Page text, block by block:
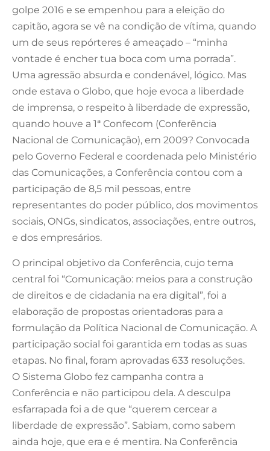
golpe 2016 e se empenhou para a eleição do
capitão, agora se vê na condição de vítima, quando
um de seus repórteres é ameaçado – “minha
vontade é encher tua boca com uma porrada”.
Uma agressão absurda e condenável, lógico. Mas
onde estava o Globo, que hoje evoca a liberdade
de imprensa, o respeito à liberdade de expressão,
quando houve a 1ª Confecom (Conferência
Nacional de Comunicação), em 2009? Convocada
pelo Governo Federal e coordenada pelo Ministério
das Comunicações, a Conferência contou com a
participação de 8,5 mil pessoas, entre
representantes do poder público, dos movimentos
sociais, ONGs, sindicatos, associações, entre outros,
e dos empresários.
O principal objetivo da Conferência, cujo tema
central foi “Comunicação: meios para a construção
de direitos e de cidadania na era digital”, foi a
elaboração de propostas orientadoras para a
formulação da Política Nacional de Comunicação. A
participação social foi garantida em todas as suas
etapas. No final, foram aprovadas 633 resoluções.
O Sistema Globo fez campanha contra a
Conferência e não participou dela. A desculpa
esfarrapada foi a de que “querem cercear a
liberdade de expressão”. Sabiam, como sabem
ainda hoje, que era e é mentira. Na Conferência